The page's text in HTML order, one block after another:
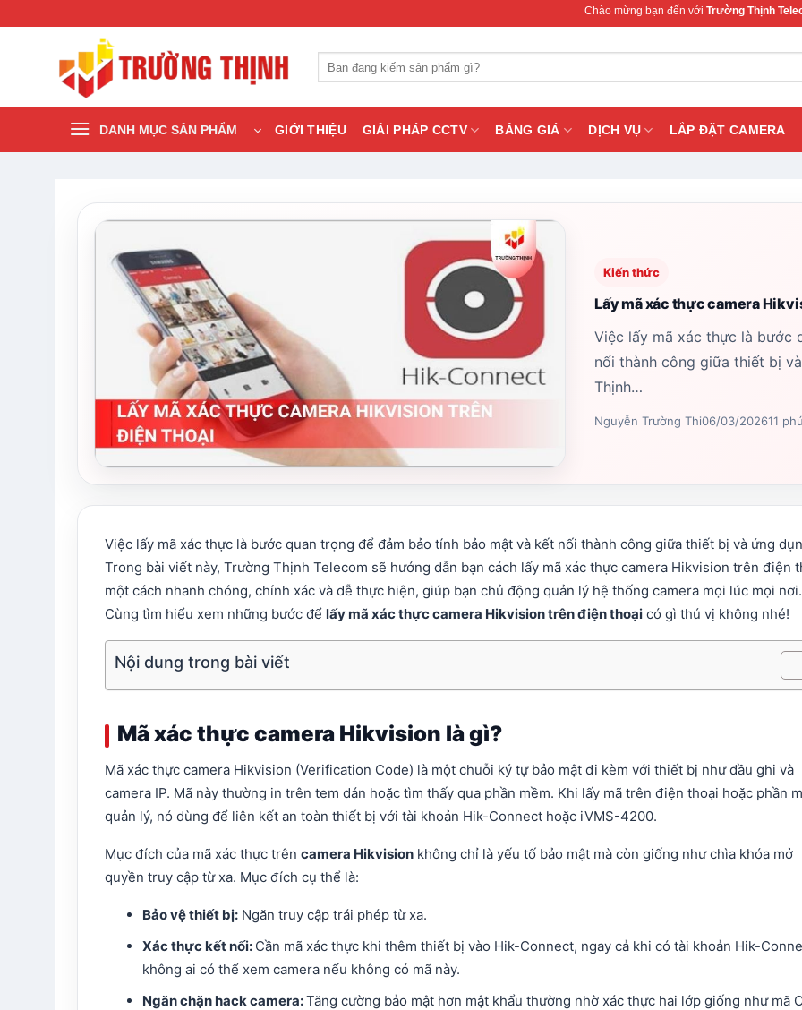
Chào mừng bạn đến vớiTrường Thịnh Telecom – Chuyên
kiếm:
DANH MỤC SẢN PHẨM GIỚI THIỆU GIẢI PHÁP CCTV BẢNG GIÁ DỊCH VỤ LẮP ĐẶT CAMERA
Kiến thức
Lấy mã xác thực camera
Việc lấy mã xác thực là bước
nối thành công giữa thiết bị
Thịnh…
Nguyễn Trường Thi06/03/202611
Việc lấy mã xác thực là bước quan trọng để đảm bảo tính bảo mật và kết nối thành công giữa thiết bị và ứng
Trong bài viết này, Trường Thịnh Telecom sẽ hướng dẫn bạn cách lấy mã xác thực camera Hikvision trên điện
một cách nhanh chóng, chính xác và dễ thực hiện, giúp bạn chủ động quản lý hệ thống camera mọi lúc mọi nơi.
Cùng tìm hiểu xem những bước để lấy mã xác thực camera Hikvision trên điện thoại có gì thú vị không nhé!
Nội dung trong bài viết
Mã xác thực camera Hikvision là gì?
Mã xác thực camera Hikvision (Verification Code) là một chuỗi ký tự bảo mật đi kèm với thiết bị như đầu ghi và
camera IP. Mã này thường in trên tem dán hoặc tìm thấy qua phần mềm. Khi lấy mã trên điện thoại hoặc phần
quản lý, nó dùng để liên kết an toàn thiết bị với tài khoản Hik-Connect hoặc iVMS-4200.
Mục đích của mã xác thực trên camera Hikvision không chỉ là yếu tố bảo mật mà còn giống như chìa khóa mở
quyền truy cập từ xa. Mục đích cụ thể là:
Bảo vệ thiết bị:Ngăn truy cập trái phép từ xa.
Xác thực kết nối: Cần mã xác thực khi thêm thiết bị vào Hik-Connect, ngay cả khi có tài khoản Hik-
không ai có thể xem camera nếu không có mã này.
Ngăn chặn hack camera:Tăng cường bảo mật hơn mật khẩu thường nhờ xác thực hai lớp giống như mã